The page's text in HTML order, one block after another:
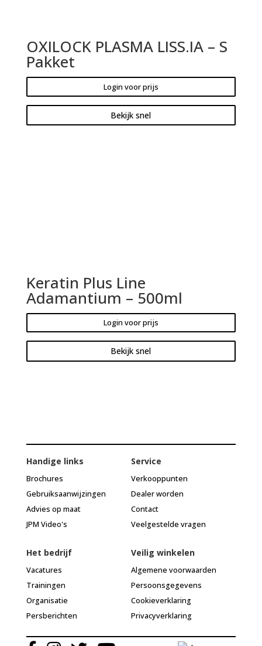
OXILOCK PLASMA LISS.IA – S
Pakket
Login voor prijs
Bekijk snel
Keratin Plus Line
Adamantium – 500ml
Login voor prijs
Bekijk snel
Handige links
Brochures
Gebruiksaanwijzingen
Advies op maat
JPM Video's
Service
Verkooppunten
Dealer worden
Contact
Veelgestelde vragen
Het bedrijf
Vacatures
Trainingen
Organisatie
Persberichten
Veilig winkelen
Algemene voorwaarden
Persoonsgegevens
Cookieverklaring
Privacyverklaring